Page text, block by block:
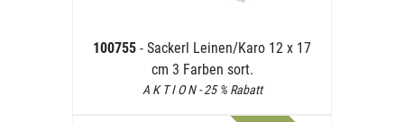
100755 - Sackerl Leinen/Karo 12 x 17
cm 3 Farben sort.
A K T I O N - 25 % Rabatt